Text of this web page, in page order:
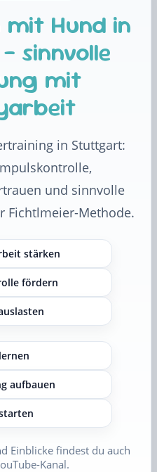
Hund in
sinnvolle
mit
in Stuttgart:
und sinnvolle
Fichtlmeier-Methode.
stärken
fördern
aufbauen
Einblicke findest du auch
Kanal.